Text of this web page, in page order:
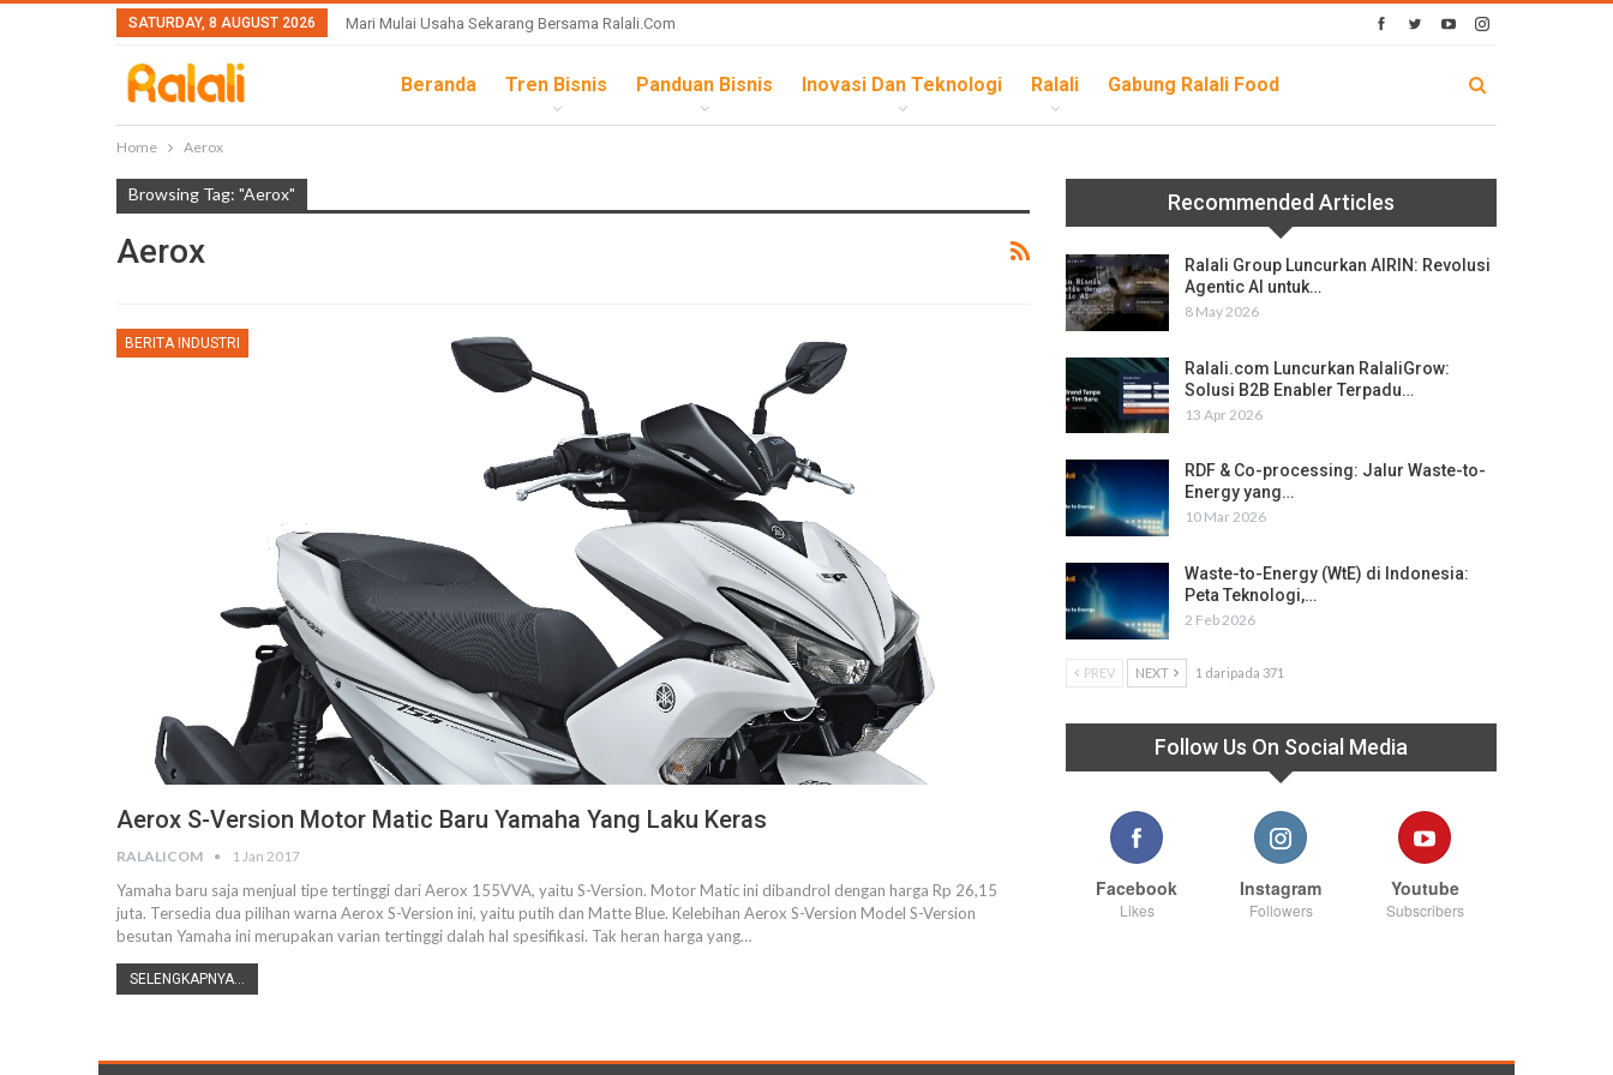
SATURDAY, 8 AUGUST 2026 Mari Mulai Usaha Sekarang Bersama Ralali.com
Beranda Tren Bisnis Panduan Bisnis Inovasi Dan Teknologi Ralali Gabung Ralali Food
Home Aerox
Browsing Tag: "Aerox"
Aerox
BERITA INDUSTRI
Aerox S-Version Motor Matic Baru Yamaha Yang Laku Keras
RALALICOM 1 Jan 2017
Yamaha baru saja menjual tipe tertinggi dari Aerox 155VVA, yaitu S-Version. Motor Matic ini dibandrol dengan harga Rp 26,15
juta. Tersedia dua pilihan warna Aerox S-Version ini, yaitu putih dan Matte Blue. Kelebihan Aerox S-Version Model S-Version
besutan Yamaha ini merupakan varian tertinggi dalah hal spesifikasi. Tak heran harga yang…
SELENGKAPNYA...
Recommended Articles
Ralali Group Luncurkan AIRIN: Revolusi
Agentic AI untuk…
8 May 2026
Ralali.com Luncurkan RalaliGrow:
Solusi B2B Enabler Terpadu…
13 Apr 2026
RDF & Co-processing: Jalur Waste-to-
Energy yang…
10 Mar 2026
Waste-to-Energy (WtE) di Indonesia:
Peta Teknologi,…
2 Feb 2026
PREV NEXT 1 daripada 371
Follow Us On Social Media
Facebook
Likes
Instagram
Followers
Youtube
Subscribers